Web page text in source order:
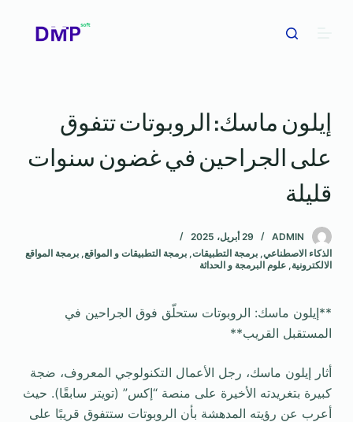
إيلون ماسك: الروبوتات تتفوق
على الجراحين في غضون سنوات
قليلة
ADMIN
29 أبريل، 2025
الذكاء الاصطناعي, برمجة التطبيقات, برمجة التطبيقات و المواقع, برمجة المواقع
الالكترونية, علوم البرمجة و الحداثة
**إيلون ماسك: الروبوتات ستحلّق فوق الجراحين في
المستقبل القريب**
أثار إيلون ماسك، رجل الأعمال التكنولوجي المعروف، ضجة
كبيرة بتغريدته الأخيرة على منصة “إكس” (تويتر سابقًا). حيث
أعرب عن رؤيته المدهشة بأن الروبوتات ستتفوق قريبًا على